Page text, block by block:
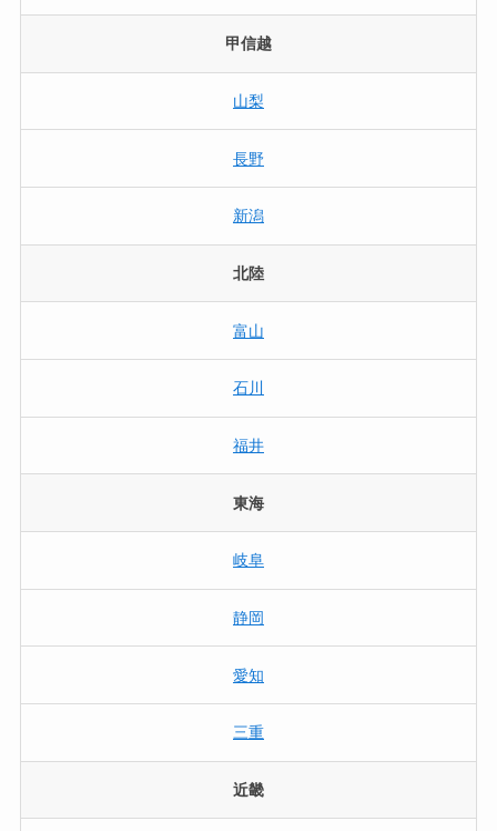
甲信越
山梨
長野
新潟
北陸
富山
石川
福井
東海
岐阜
静岡
愛知
三重
近畿